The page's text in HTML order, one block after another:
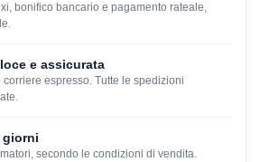
bonifico bancario e pagamento rateale,
e assicurata
espresso. Tutte le spedizioni
giorni
secondo le condizioni di vendita.